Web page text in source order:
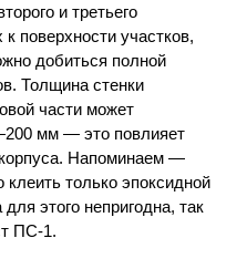
и третьего
поверхности участков,
добиться полной
Толщина стенки
части может
мм — это повлияет
Напоминаем —
только эпоксидной
этого непригодна, так
ПС-1.